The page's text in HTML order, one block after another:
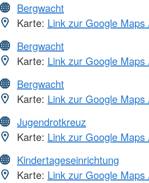
Bergwacht
Karte: Link zur Google Maps
Bergwacht
Karte: Link zur Google Maps
Bergwacht
Karte: Link zur Google Maps
Jugendrotkreuz
Karte: Link zur Google Maps
Kindertageseinrichtung
Karte: Link zur Google Maps